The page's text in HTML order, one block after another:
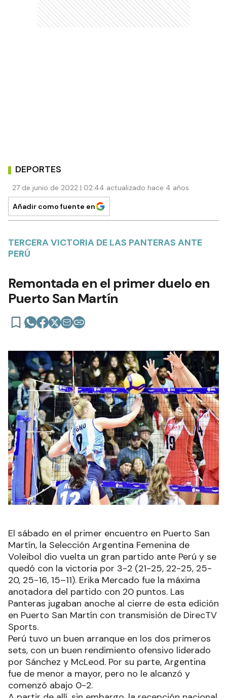
DEPORTES
27 de junio de 2022 | 02:44 actualizado hace 4 años
Añadir como fuente en
TERCERA VICTORIA DE LAS PANTERAS ANTE
PERÚ
Remontada en el primer duelo en
Puerto San Martín
El sábado en el primer encuentro en Puerto San
Martín, la Selección Argentina Femenina de
Voleibol dio vuelta un gran partido ante Perú y se
quedó con la victoria por 3-2 (21-25, 22-25, 25-
20, 25-16, 15–11). Erika Mercado fue la máxima
anotadora del partido con 20 puntos. Las
Panteras jugaban anoche al cierre de esta edición
en Puerto San Martín con transmisión de DirecTV
Sports.
Perú tuvo un buen arranque en los dos primeros
sets, con un buen rendimiento ofensivo liderado
por Sánchez y McLeod. Por su parte, Argentina
fue de menor a mayor, pero no le alcanzó y
comenzó abajo 0-2.